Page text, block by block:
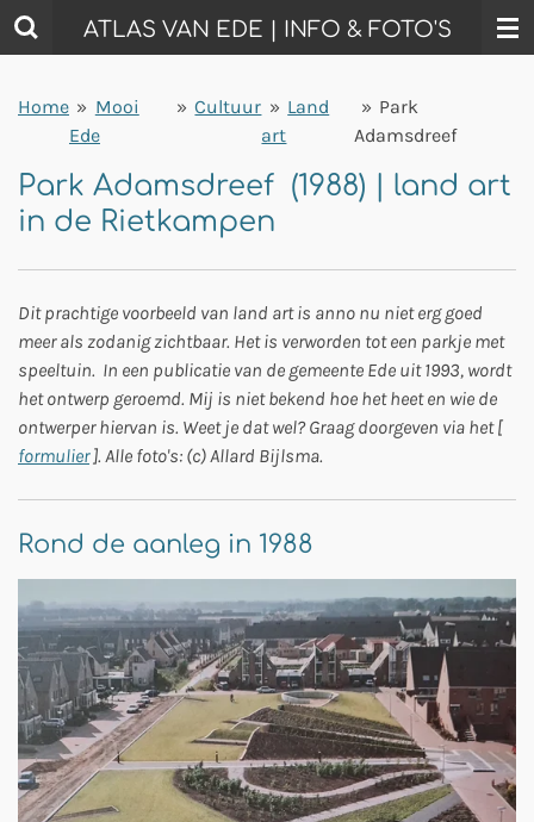
Ga
direct
de
hoofdinhoud
ATLAS VAN EDE | INFO & FOTO'S
Home » Mooi
Ede
» Cultuur » Land
art
» Park
Adamsdreef
Park Adamsdreef (1988) | land art
in de Rietkampen
Dit prachtige voorbeeld van land art is anno nu niet erg goed
meer als zodanig zichtbaar. Het is verworden tot een parkje met
speeltuin. In een publicatie van de gemeente Ede uit 1993, wordt
het ontwerp geroemd. Mij is niet bekend hoe het heet en wie de
ontwerper hiervan is. Weet je dat wel? Graag doorgeven via het [
formulier]. Alle foto's: (c) Allard Bijlsma.
Rond de aanleg in 1988